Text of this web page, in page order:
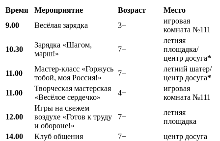
Время Мероприятие Возраст
Место
9.00
Весёлая зарядка 3+
игровая
комната №111
10.30
Зарядка «Шагом,
марш!»
7+
летняя
площадка/
центр досуга*
11.00
Мастер-класс «Горжусь
тобой, моя Россия!»
7+
летний шатер/
центр досуга*
11.00
Творческая мастерская
«Весёлое сердечко»
4+
игровая
комната №111
12.00
Игры на свежем
воздухе «Готов к труду
и обороне!»
7+
летняя
площадка
14.00
Клуб общения 7+
центр досуга